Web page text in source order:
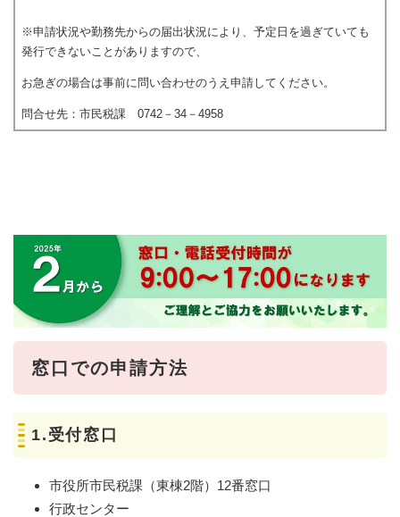
※申請状況や勤務先からの届出状況により、予定日を過ぎていても
発行できないことがありますので、
お急ぎの場合は事前に問い合わせのうえ申請してください。
問合せ先：市民税課 0742－34－4958
窓口での申請方法
1.受付窓口
市役所市民税課（東棟2階）12番窓口
行政センター